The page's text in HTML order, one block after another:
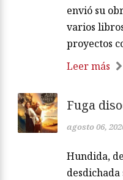
envió su
varios
proyectos
Leer más
Fuga
agosto 06,
Hundida,